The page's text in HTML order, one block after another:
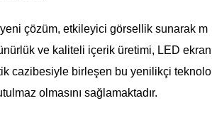
çözüm, etkileyici görsellik sunarak m
ve kaliteli içerik üretimi, LED ekran
cazibesiyle birleşen bu yenilikçi teknolo
olmasını sağlamaktadır.